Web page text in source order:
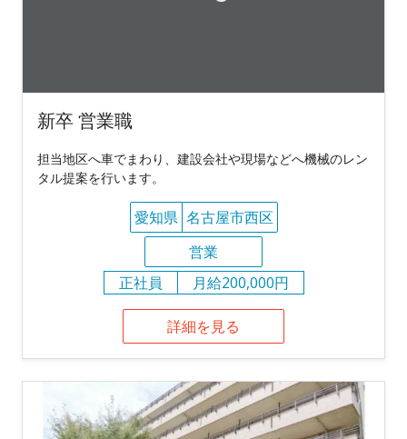
新卒 営業職
担当地区へ車でまわり、建設会社や現場などへ機械のレン
タル提案を行います。
愛知県 名古屋市西区
営業
正社員
月給200,000円
詳細を見る